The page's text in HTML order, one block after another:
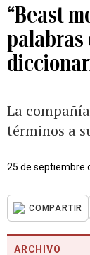
“Beast
palabras
La
términos a
25 de septiembre
COMPARTIR
ARCHIVO